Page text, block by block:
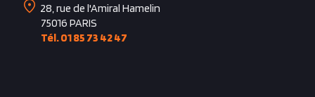
28, rue de l'Amiral Hamelin
75016 PARIS
Tél. 01 85 73 42 47